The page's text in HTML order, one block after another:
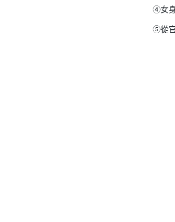
④女身
⑤從